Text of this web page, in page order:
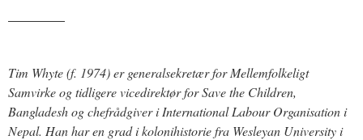
Tim Whyte (f. 1974) er generalsekretær for Mellemfolkeligt
Samvirke og tidligere vicedirektør for Save the Children,
Bangladesh og chefrådgiver i International Labour Organisation i
Nepal. Han har en grad i kolonihistorie fra Wesleyan University i